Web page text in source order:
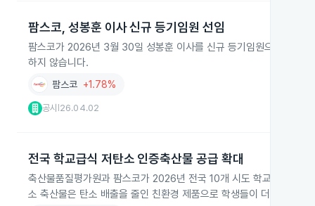
팜스코, 성봉훈 이사 신규 등기임원 선임
팜스코가 2026년 3월 30일 성봉훈 이사를 신규 등기임원으로 선임
하지 않습니다.
팜스코 +1.78%
공시 26.04.02
전국 학교급식 저탄소 인증축산물 공급 확대
축산물품질평가원과 팜스코가 2026년 전국 10개 시도 학교급식에
소 축산물은 탄소 배출을 줄인 친환경 제품으로 학생들이 더 자주 접